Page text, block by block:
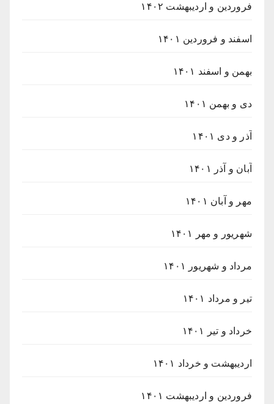
فروردین و اردیبهشت ۱۴۰۲
اسفند و فروردین ۱۴۰۱
بهمن و اسفند ۱۴۰۱
دی و بهمن ۱۴۰۱
آذر و دی ۱۴۰۱
آبان و آذر ۱۴۰۱
مهر و آبان ۱۴۰۱
شهریور و مهر ۱۴۰۱
مرداد و شهریور ۱۴۰۱
تیر و مرداد ۱۴۰۱
خرداد و تیر ۱۴۰۱
اردیبهشت و خرداد ۱۴۰۱
فروردین و اردیبهشت ۱۴۰۱